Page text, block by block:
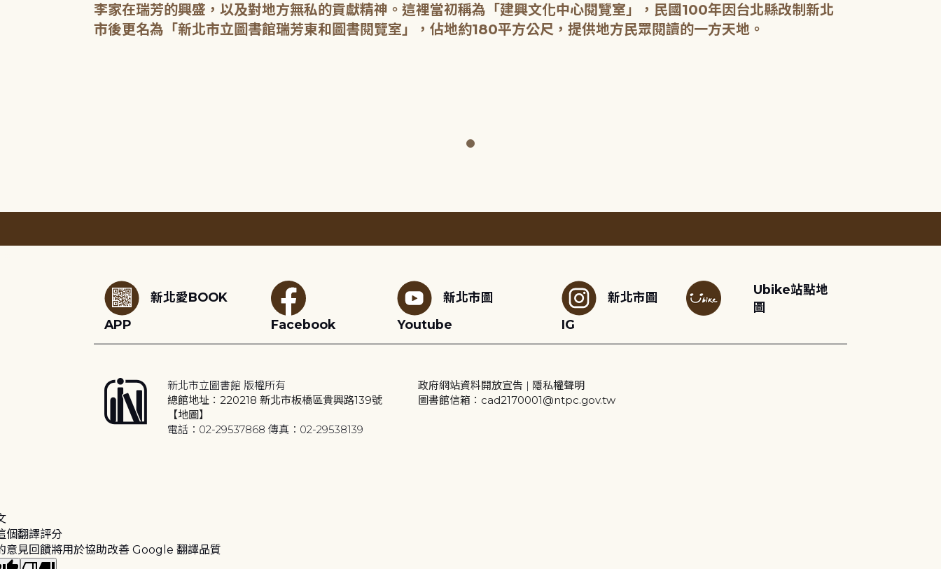
李家在瑞芳的興盛，以及對地方無私的貢獻精神。這裡當初稱為「建興文化中心閱覽室」，民國100年因台北縣改制新北
市後更名為「新北市立圖書館瑞芳東和圖書閱覽室」，佔地約180平方公尺，提供地方民眾閱讀的一方天地。
新北愛BOOK
APP
Facebook
新北市圖
Youtube
新北市圖
IG
Ubike站點地
圖
新北市立圖書館 版權所有
總館地址：220218 新北市板橋區貴興路139號
【地圖】
電話：02-29537868 傳真：02-29538139
政府網站資料開放宣告 | 隱私權聲明
圖書館信箱：cad2170001@ntpc.gov.tw
個翻譯評分
意見回饋將用於協助改善 Google 翻譯品質